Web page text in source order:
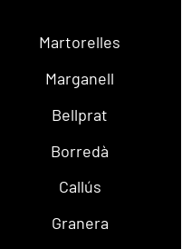
Martorelles
Marganell
Bellprat
Borredà
Callús
Granera